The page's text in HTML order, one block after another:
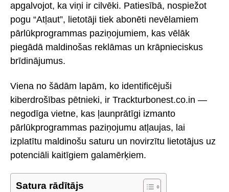
apgalvojot, ka viņi ir cilvēki. Patiesībā, nospiežot
pogu “Atļaut”, lietotāji tiek abonēti nevēlamiem
pārlūkprogrammas paziņojumiem, kas vēlāk
piegādā maldinošas reklāmas un krāpnieciskus
brīdinājumus.
Viena no šādām lapām, ko identificējuši
kiberdrošības pētnieki, ir Trackturbonest.co.in —
negodīga vietne, kas ļaunprātīgi izmanto
pārlūkprogrammas paziņojumu atļaujas, lai
izplatītu maldinošu saturu un novirzītu lietotājus uz
potenciāli kaitīgiem galamērķiem.
Satura rādītājs